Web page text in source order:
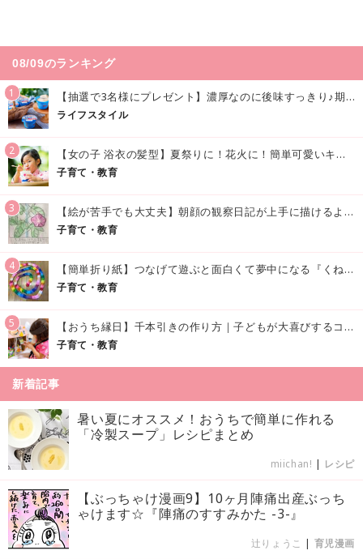
08/09のランキング
1 【抽選で3名様にプレゼント】濃厚なのに後味すっきり♪期間限定の「メイトーのなめらかプリン カルピス®入りソース」で夏を味わおう！
ライフスタイル
2 【女の子 浴衣の髪型】夏祭りに！花火に！簡単可愛いキッズの浴衣ヘアアレンジまとめ
子育て・教育
3 【絵が苦手でも大丈夫】朝顔の観察日記が上手に描けるようになる方法｜イラスト付き
子育て・教育
4 【簡単折り紙】つなげて遊ぶと面白くて夢中になる『くねくねへびさんの作り方』
子育て・教育
5 【おうち縁日】千本引きの作り方｜子どもが大喜びするコツやアイデア♪
子育て・教育
新着記事
暑い夏にオススメ！おうちで簡単に作れる
「冷製スープ」レシピまとめ
miichan! | レシピ
【ぶっちゃけ漫画9】10ヶ月陣痛出産ぶっち
ゃけます☆『陣痛のすすみかた -3-』
辻りょうこ | 育児漫画